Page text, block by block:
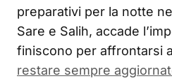
preparativi per la notte
Sare e Salih, accade
finiscono per affrontarsi
restare sempre